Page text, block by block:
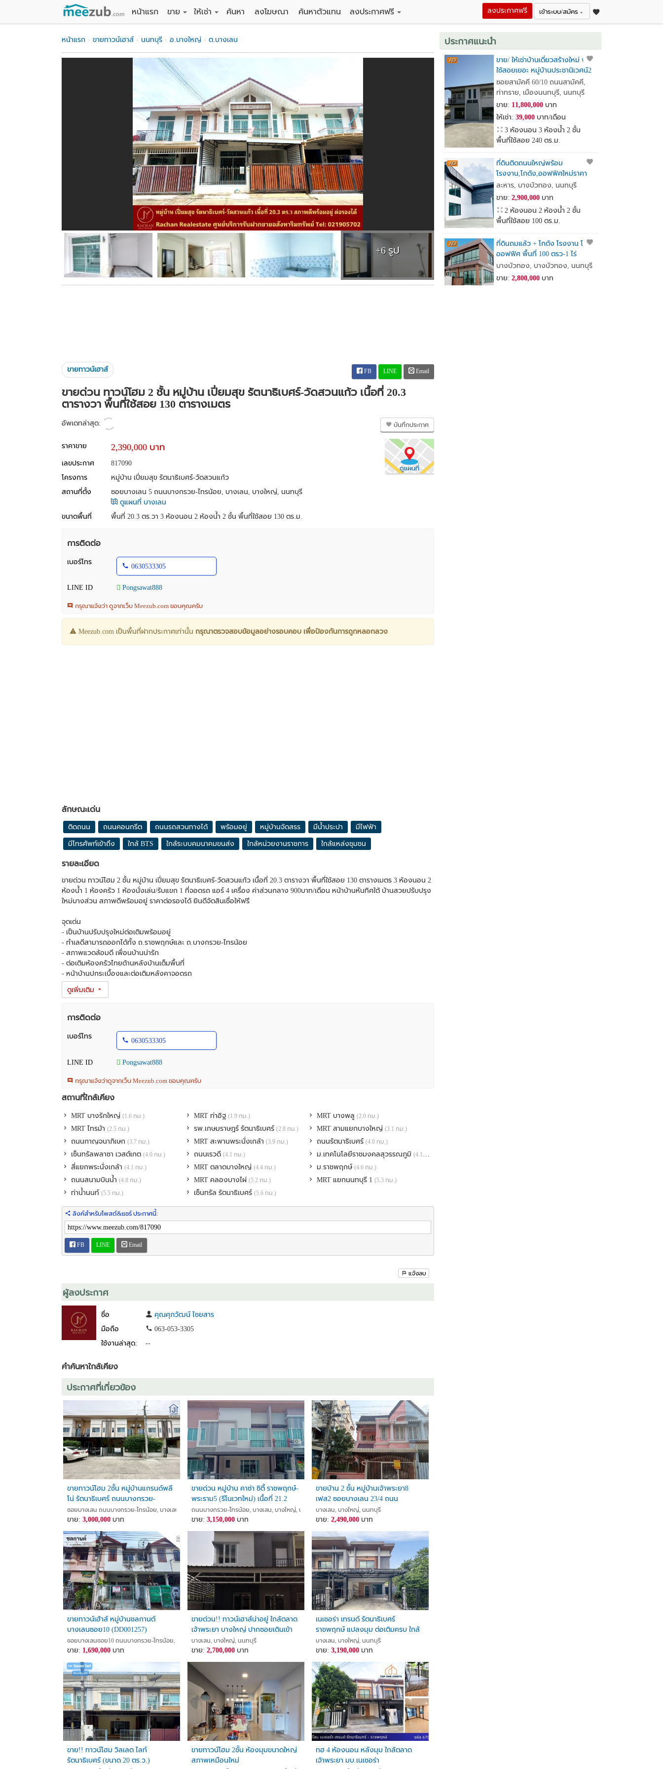
หน้าแรก
ขาย
ขายบ้าน
ขายคอนโด
ขายทาวน์เฮาส์
ขายอพาร์ทเม้นท์ / โรงแรม
ขายอาคารพาณิชย์ / สำนักงาน
ขายโรงงาน / โกดัง
ให้เช่า
ให้เช่าบ้าน
ให้เช่าคอนโด
ให้เช่าอพาร์ทเม้นท์ / โรงแรม
ให้เช่าอาคารพาณิชย์ / สำนักงาน
ให้เช่าโรงงาน / โกดัง
ค้นหา ลงโฆษณา ค้นหาตัวแทน
ลงประกาศฟรี
เข้าระบบ/สมัคร
ลงประกาศฟรี
หน้าแรก ขายทาวน์เฮาส์ นนทบุรี อ.บางใหญ่ ต.บางเลน
+6 รูป
ขายทาวน์เฮาส์ FB LINE Email
ขายด่วน ทาวน์โฮม 2 ชั้น หมู่บ้าน เปี่ยมสุข รัตนาธิเบศร์-วัดสวนแก้ว เนื้อที่ 20.3
ตารางวา พื้นที่ใช้สอย 130 ตารางเมตร
อัพเดทล่าสุด: บันทึกประกาศ
ดูแผนที่
ราคาขาย 2,390,000 บาท
เลขประกาศ
817090
โครงการ
หมู่บ้าน เปี่ยมสุข รัตนาธิเบศร์-วัดสวนแก้ว
สถานที่ตั้ง
ซอยบางเลน 5 ถนนบางกรวย-ไทรน้อย, บางเลน, บางใหญ่, นนทบุรี
ดูแผนที่ บางเลน
ขนาดพื้นที่
พื้นที่ 20.3 ตร.วา 3 ห้องนอน 2 ห้องน้ำ 2 ชั้น พื้นที่ใช้สอย 130 ตร.ม.
การติดต่อ
เบอร์โทร
0630533305
LINE ID Pongsawat888
กรุณาแจ้งว่า ดูจากเว็บ Meezub.com ขอบคุณครับ
Meezub.com เป็นพื้นที่ฝากประกาศเท่านั้น กรุณาตรวจสอบข้อมูลอย่างรอบคอบ เพื่อป้องกันการถูกหลอกลวง
ลักษณะเด่น
ติดถนน ถนนคอนกรีต ถนนรถสวนทางได้ พร้อมอยู่ หมู่บ้านจัดสรร มีน้ำประปา มีไฟฟ้า
มีโทรศัพท์เข้าถึง ใกล้ BTS ใกล้ระบบคมนาคมขนส่ง ใกล้หน่วยงานราชการ ใกล้แหล่งชุมชน
รายละเอียด
ขายด่วน ทาวน์โฮม 2 ชั้น หมู่บ้าน เปี่ยมสุข รัตนาธิเบศร์-วัดสวนแก้ว เนื้อที่ 20.3 ตารางวา พื้นที่ใช้สอย 130 ตารางเมตร 3 ห้องนอน 2
ห้องน้ำ 1 ห้องครัว 1 ห้องนั่งเล่น/รับแขก 1 ที่จอดรถ แอร์ 4 เครื่อง ค่าส่วนกลาง 900บาท/เดือน หน้าบ้านหันทิศใต้ บ้านสวยปรับปรุง
ใหม่บางส่วน สภาพดีพร้อมอยู่ ราคาต่อรองได้ ยินดีจัดสินเชื่อให้ฟรี
จุดเด่น
- เป็นบ้านปรับปรุงใหม่ต่อเติมพร้อมอยู่
- ทำเลดีสามารถออกได้ทั้ง ถ.ราชพฤกษ์และ ถ.บางกรวย-ไทรน้อย
- สภาพแวดล้อมดี เพื่อนบ้านน่ารัก
- ต่อเติมห้องครัวไทยด้านหลังบ้านเต็มพื้นที่
- หน้าบ้านปูกระเบื้องและต่อเติมหลังคาจอดรถ
- ใส่เหล็กดัด,มุ้งลวด,ฝ้าเพดานหลุม,ไฟดาวไลท์ทั้งหลัง
- อยู่ในแหล่งชุมชน
- ถนนภายในซอยโครงการกว้าง 7เมตร
- โรงเรียนเตรียมอุดมศึกษาพัฒนาการ นนทบุรี
- สถานีรถไฟฟ้าสายสีม่วง สถานีบางพลู
- บิ๊กซี บางใหญ่
- เมกาโฮม รัตนาธิเบศร์
- มอเตอร์เวย์ บางใหญ่-กาญจนบุรี
- ตลาดเจ้าพระยา
- การไฟฟ้านครหลวง เขตบางใหญ่
ที่ตั้ง: หมู่บ้านเปี่ยมสุข รัตนาธิเบศร์-วัดสวนแก้ว หมู่ที่1 ถ.บางกรวย-ไทรน้อย ต.บางเลน อ.บางใหญ่ จ.นนทบุรี
พิกัด:https://maps.app.goo.gl/UjR1hw8Z9HJxTSx69
::สนใจติดต่อ::คุณอ้วน 0641258585 / 0630533305
::LineID:: Pongsawat888
::เบอร์ออฟฟิศ::02-190-5702
#รับฝากขายบ้าน #ที่ดิน #คอนโด #อสังหาริมทรัพย์ #วิเคราะห์ราคาซื้อขาย #ทำMarketingให้ฟรี #ขายบ้านมือสอง #ขายบ้านเงินเหลือ
การติดต่อ
เบอร์โทร
0630533305
LINE ID Pongsawat888
กรุณาแจ้งว่าดูจากเว็บ Meezub.com ขอบคุณครับ
สถานที่ใกล้เคียง
MRT บางรักใหญ่ (1.6 กม.) MRT ท่าอิฐ(1.9 กม.) MRT บางพลู(2.0 กม.)
MRT ไทรม้า (2.5 กม.) รพ.เกษมราษฎร์ รัตนาธิเบศร์(2.8 กม.) MRT สามแยกบางใหญ่(3.1 กม.)
ถนนกาญจนาภิเษก (3.7 กม.) MRT สะพานพระนั่งเกล้า(3.9 กม.) ถนนรัตนาธิเบศร์(4.0 กม.)
เซ็นทรัลพลาซา เวสต์เกต (4.0 กม.) ถนนเรวดี(4.1 กม.) ม.เทคโนโลยีราชมงคลสุวรรณภูมิ(4.1 กม.)
สี่แยกพระนั่งเกล้า (4.1 กม.) MRT ตลาดบางใหญ่(4.4 กม.) ม.ราชพฤกษ์(4.6 กม.)
ถนนสนามบินน้ำ (4.8 กม.) MRT คลองบางไผ่(5.2 กม.) MRT แยกนนทบุรี 1(5.3 กม.)
ท่าน้ำนนท์ (5.5 กม.) เซ็นทรัล รัตนาธิเบศร์(5.6 กม.)
ลิงค์สำหรับโพสต์&แชร์ ประกาศนี้:
FB LINE Email
แจ้งลบ
ผู้ลงประกาศ
ชื่อ
คุณศุภวัฒน์ ไชยสาร
มือถือ
063-053-3305
ใช้งานล่าสุด:
--
คำค้นหาใกล้เคียง
ประกาศที่เกี่ยวข้อง
ขายทาวน์โฮม 2ชั้น หมู่บ้านแกรนด์พลี
โน่ รัตนาธิเบศร์ ถนนบางกรวย-
ไทรน้อย ใกล้รถไฟฟ้าสายสีม่วง สถานี
บางพลู
ซอยบางเลน ถนนบางกรวย-ไทรน้อย, บางเลน, บางใหญ่, นนทบุรี
ขาย: 3,000,000บาท
ขายด่วน หมู่บ้าน คาซ่า ซิตี้ ราชพฤกษ์-
พระราม5 (รีโนเวทใหม่) เนื้อที่ 21.2
ตารางวา พื้นที่ใช้สอย 130 ตารางเมตร
ถนนบางกรวย-ไทรน้อย, บางเลน, บางใหญ่, นนทบุรี
ขาย:3,150,000 บาท
ขายบ้าน 2 ชั้น หมู่บ้านเจ้าพระยา8
เฟส2 ซอยบางเลน 23/4 ถนน
บางกรวยไทรน้อย
บางเลน, บางใหญ่, นนทบุรี
ขาย:2,490,000 บาท
ขายทาวน์เฮ้าส์ หมู่บ้านชลกานต์
บางเลนซอย10 (DD001257)
ซอยบางเลนซอย10 ถนนบางกรวย-ไทรน้อย, บางเลน, บางใหญ่, นนทบุรี
ขาย: 1,690,000บาท
ขายด่วน!! ทาวน์เฮาส์น่าอยู่ ใกล้ตลาด
เจ้าพระยา บางใหญ่ ปากซอยเดินเข้า
บ้านแค่ 40 เมตร สภาพดี จอดรถได้ 2
คัน สาธารณูปโภคใกล้เคียงครบ
นนทบุรี
บางเลน, บางใหญ่, นนทบุรี
ขาย:2,700,000 บาท
เนเชอร่า เทรนด์ รัตนาธิเบศร์
ราชพฤกษ์ แปลงมุม ต่อเติมครบ ใกล้
การไฟฟ้าบางใหญ่
บางเลน, บางใหญ่, นนทบุรี
ขาย:3,190,000 บาท
ขาย!! ทาวน์โฮม วิลเลต ไลท์
รัตนาธิเบศร์ (ขนาด 20 ตร.ว.)
ขายทาวน์โฮม 2ชั้น ห้องมุมขนาดใหญ่
สภาพเหมือนใหม่
ทฮ 4 ห้องนอน หลังมุม ใกล้ตลาด
เจ้าพระยา มบ.เนเชอร่า
ประกาศแนะนำ
ขาย/ ให้เช่าบ้านเดี่ยวสร้างใหม่ พื้นที่
ใช้สอยเยอะ หมู่บ้านประชานิเวศน์2
เหมาะทำ Home Office
ซอยสามัคคี 60/10 ถนนสามัคคี,
ท่าทราย, เมืองนนทบุรี, นนทบุรี
ขาย: 11,800,000บาท
ให้เช่า: 39,000บาท/เดือน
3 ห้องนอน 3 ห้องน้ำ 2 ชั้น
พื้นที่ใช้สอย 240 ตร.ม.
ที่ดินติดถนนใหญ่พร้อม
โรงงาน,โกดัง,ออฟฟิศใหม่ราคา
เพียง2.9ล้านบาทเท่านั้น
ละหาร, บางบัวทอง, นนทบุรี
ขาย: 2,900,000บาท
2 ห้องนอน 2 ห้องน้ำ 2 ชั้น
พื้นที่ใช้สอย 100 ตร.ม.
ที่ดินถมแล้ว + โกดัง โรงงาน โฮม
ออฟฟิศ พื้นที่ 100 ตรว-1 ไร่
เจ้าของขายเอง
บางบัวทอง, บางบัวทอง, นนทบุรี
ขาย: 2,800,000บาท